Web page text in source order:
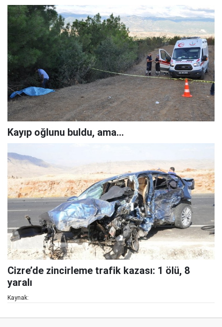
Kayıp oğlunu buldu, ama...
Cizre’de zincirleme trafik kazası: 1 ölü, 8
yaralı
Kaynak: